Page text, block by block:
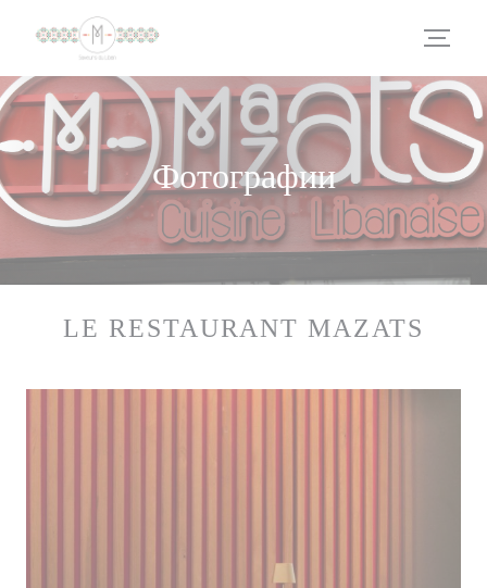
Панель управления cookies
Фотографии
LE RESTAURANT MAZATS